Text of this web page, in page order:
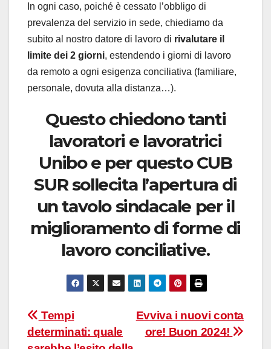
In ogni caso, poiché è cessato l’obbligo di
prevalenza del servizio in sede, chiediamo da
subito al nostro datore di lavoro di rivalutare il
limite dei 2 giorni, estendendo i giorni di lavoro
da remoto a ogni esigenza conciliativa (familiare,
personale, dovuta alla distanza…).
Questo chiedono tanti
lavoratori e lavoratrici
Unibo e per questo CUB
SUR sollecita l’apertura di
un tavolo sindacale per il
miglioramento di forme di
lavoro conciliative.
NavigazioneEvviva i nuovi conta
ore! Buon 2024!
Tempi
determinati: quale